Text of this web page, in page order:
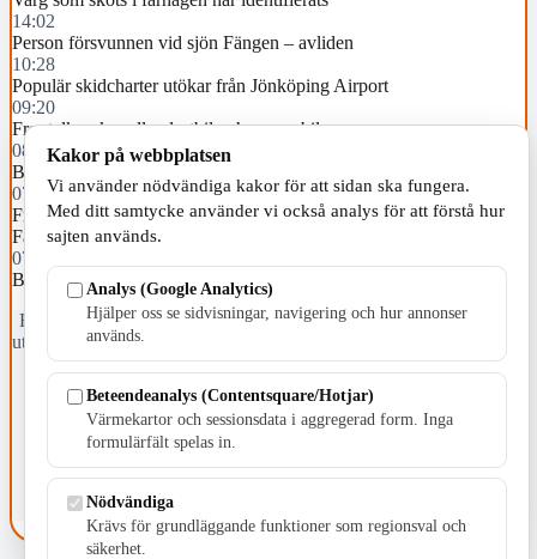
14:02
Person försvunnen vid sjön Fängen – avliden
10:28
Populär skidcharter utökar från Jönköping Airport
09:20
Frontalkrock mellan lastbil och personbil
08:00
Brukare bestals på guldringar
07:50
Frälsningsarmén inbjuder till ett omväxlande augustiprogram på
Fåglabäck
07:42
Brand i lägenhet i Huskvarna
Fristående webbtidningsföretag grundat 1991 som sedan 2002 ger
ut tidningen Skillingaryd.nu och 2010 lanserades Värnamo.nu. Från
april 2026 omfattar Skillingaryd.nu tre kommuner: Gnosjö,
Värnamo och Vaggeryds kommun.
Kontakta oss
E-post: redaktionen@skillingaryd.nu
Postadress: Gisslaköp 1, 568 92 Skillingaryd
Kakor på webbplatsen
Vi använder nödvändiga kakor för att sidan ska fungera.
Med ditt samtycke använder vi också analys för att förstå hur
sajten används.
Analys (Google Analytics)
Hjälper oss se sidvisningar, navigering och hur annonser
används.
Beteendeanalys (Contentsquare/Hotjar)
Värmekartor och sessionsdata i aggregerad form. Inga
formulärfält spelas in.
Nödvändiga
Krävs för grundläggande funktioner som regionsval och
säkerhet.